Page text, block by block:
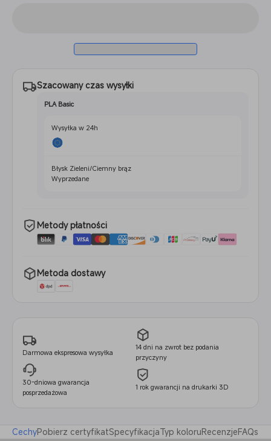
Szacowany czas wysyłki
PLA Basic
Wysyłka w 24h
Błysk Zieleni/Ciemny brąz
Wyprzedane
Metody płatności
Metoda dostawy
Darmowa ekspresowa wysyłka
14 dni na zwrot bez podania
przyczyny
30-dniowa gwarancja
posprzedażowa
1 rok gwarancji na drukarki 3D
CechyPobierz certyfikatSpecyfikacjaTyp koloruRecenzjeFAQs